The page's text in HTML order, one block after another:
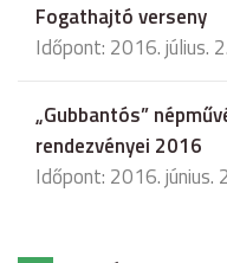
Fogathajtó verseny
Időpont: 2016. július. 2.
„Gubbantós”
rendezvényei 2016
Időpont: 2016. június.